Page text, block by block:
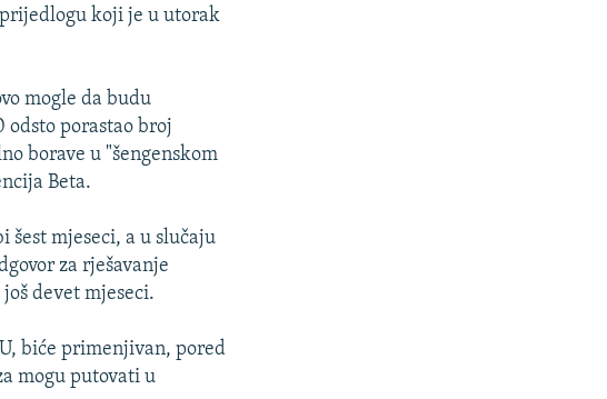
koji je u utorak
mogle da budu
odsto porastao broj
borave u "šengenskom
Beta.
šest mjeseci, a u slučaju
za rješavanje
devet mjeseci.
biće primenjivan, pored
mogu putovati u